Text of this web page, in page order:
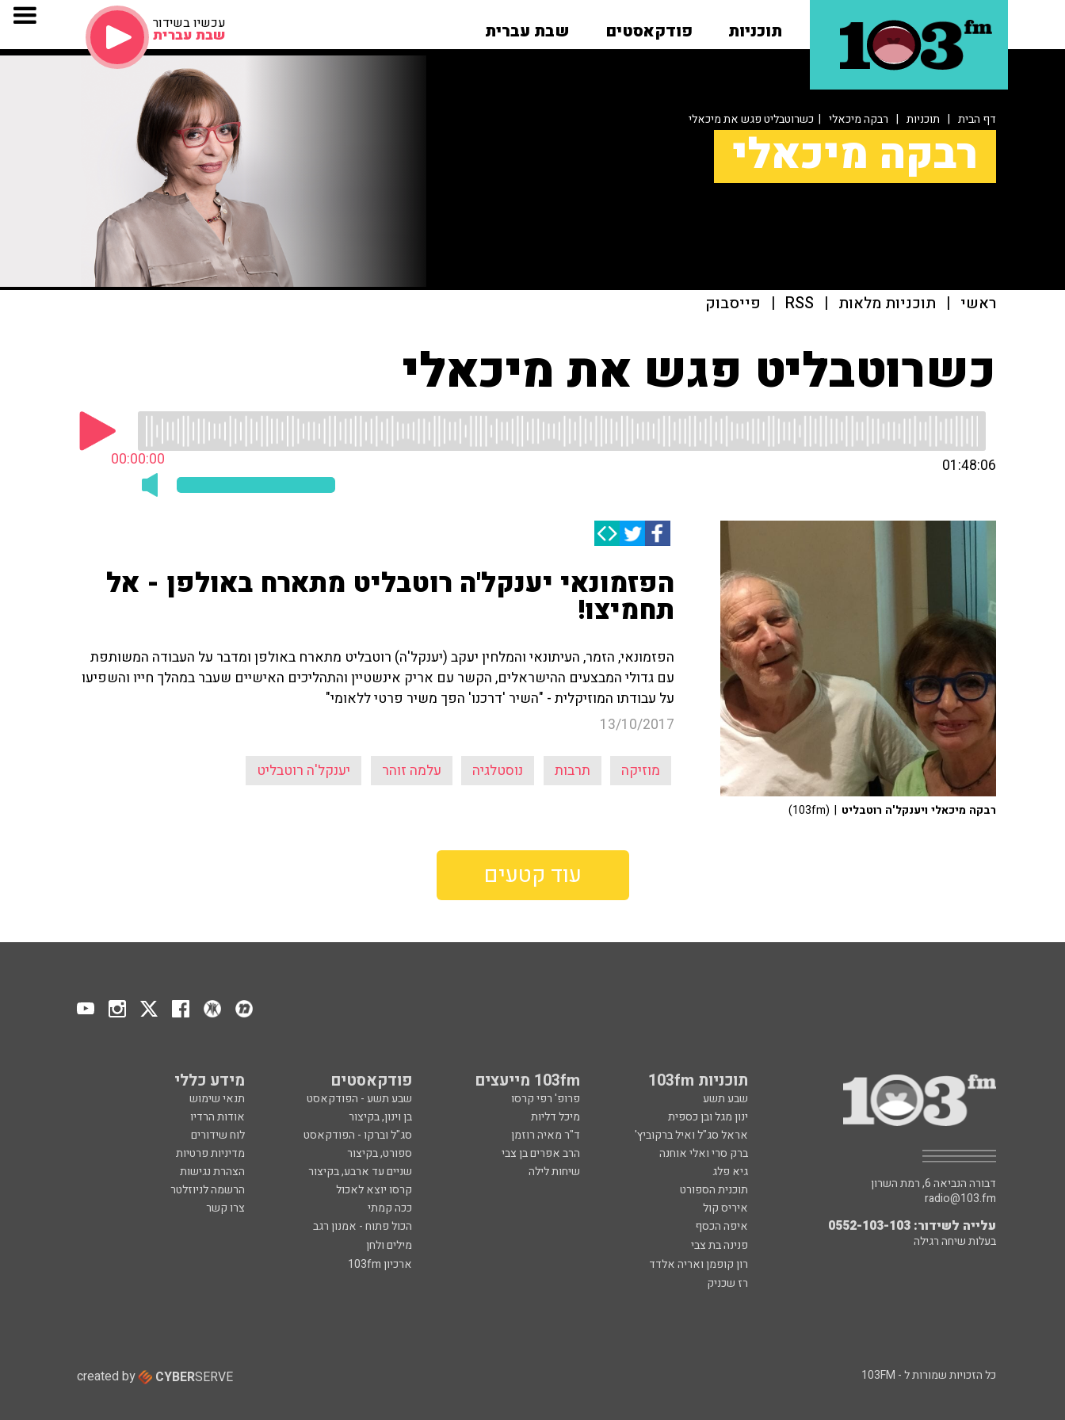
תוכניות פודקאסטים שבת עברית עכשיו בשידור
שבת עברית
דף הבית | תוכניות | רבקה מיכאלי | כשרוטבליט פגש את מיכאלי
רבקה מיכאלי
ראשי | תוכניות מלאות |
RSS
| פייסבוק
כשרוטבליט פגש את מיכאלי
00:00:00 01:48:06
הפזמונאי יענקל'ה רוטבליט מתארח באולפן - אל
תחמיצו!
הפזמונאי, הזמר, העיתונאי והמלחין יעקב (יענקל'ה) רוטבליט מתארח באולפן ומדבר על העבודה המשותפת
עם גדולי המבצעים ההישראלים, הקשר עם אריק אינשטיין והתהליכים האישיים שעבר במהלך חייו והשפיעו
על עבודתו המוזיקלית - "השיר 'דרכנו' הפך משיר פרטי ללאומי"
13/10/2017
מוזיקה תרבות נוסטלגיה עלמה זוהר יענקל'ה רוטבליט
רבקה מיכאלי ויענקל'ה רוטבליט | (103fm)
עוד קטעים
תוכניות 103fm 103fm מייעצים פודקאסטים מידע כללי
שבע תשע פרופ' רפי קרסו שבע תשע - הפודקאסט
תנאי שימוש
ינון מגל ובן כספית
מיכל דליות בן וינון, בקיצור
אודות הרדיו
אראל סג"ל ואיל ברקוביץ'
ד"ר מאיה רוזמן סג"ל וברקו - הפודקאסט
לוח שידורים
ברק סרי ואלי אוחנה
הרב אפרים בן צבי ספורט, בקיצור
מדיניות פרטיות
גיא פלג
שיחות לילה שניים עד ארבע, בקיצור
הצהרת נגישות
תוכנית הספורט
קרסו יוצא לאכול
הרשמה לניוזלטר
איריס קול
ככה קמתי
צרו קשר
איפה הכסף
הכול פתוח - אמנון רגב
פנינה בת צבי
מילים ולחן
רון קופמן ואריה אלדד
ארכיון 103fm
רז שכניק
דבורה הנביאה 6, רמת השרון
radio@103.fm
עלייה לשידור: 0552-103-103
בעלות שיחה רגילה
כל הזכויות שמורות ל - 103FM created by CYBERSERVE